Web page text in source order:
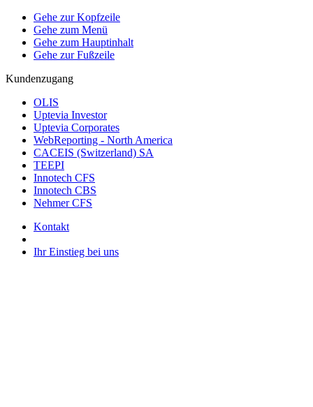
Gehe zur Kopfzeile
Gehe zum Menü
Gehe zum Hauptinhalt
Gehe zur Fußzeile
Kundenzugang
OLIS
Uptevia Investor
Uptevia Corporates
WebReporting - North America
CACEIS (Switzerland) SA
TEEPI
Innotech CFS
Innotech CBS
Nehmer CFS
Kontakt
Ihr Einstieg bei uns